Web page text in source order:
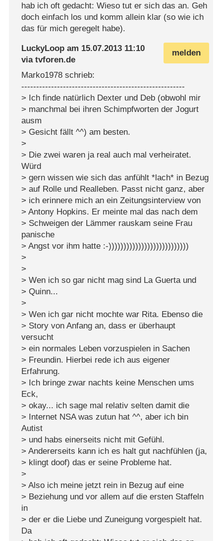
hab ich oft gedacht: Wieso tut er sich das an. Geh
doch einfach los und komm allein klar (so wie ich
das für mich geregelt habe).
melden
LuckyLoop am 15.07.2013 11:10
viatvforen.de
Marko1978 schrieb:
-------------------------------------------------------
> Ich finde natürlich Dexter und Deb (obwohl mir
> manchmal bei ihren Schimpfworten der Jogurt
ausm
> Gesicht fällt ^^) am besten.
>
> Die zwei waren ja real auch mal verheiratet.
Würd
> gern wissen wie sich das anfühlt *lach* in Bezug
> auf Rolle und Realleben. Passt nicht ganz, aber
> ich erinnere mich an ein Zeitungsinterview von
> Antony Hopkins. Er meinte mal das nach dem
> Schweigen der Lämmer rauskam seine Frau
panische
> Angst vor ihm hatte :-)))))))))))))))))))))))))))
>
>
> Wen ich so gar nicht mag sind La Guerta und
> Quinn...
>
> Wen ich gar nicht mochte war Rita. Ebenso die
> Story von Anfang an, dass er überhaupt
versucht
> ein normales Leben vorzuspielen in Sachen
> Freundin. Hierbei rede ich aus eigener
Erfahrung.
> Ich bringe zwar nachts keine Menschen ums
Eck,
> okay... ich sage mal relativ selten damit die
> Internet NSA was zutun hat ^^, aber ich bin
Autist
> und habs einerseits nicht mit Gefühl.
> Andererseits kann ich es halt gut nachfühlen (ja,
> klingt doof) das er seine Probleme hat.
>
> Also ich meine jetzt rein in Bezug auf eine
> Beziehung und vor allem auf die ersten Staffeln
in
> der er die Liebe und Zuneigung vorgespielt hat.
Da